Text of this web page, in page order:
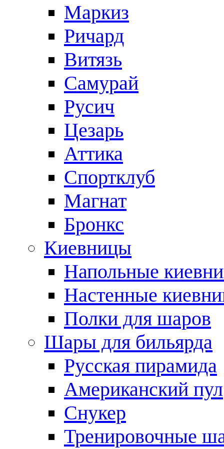
Маркиз
Ричард
Витязь
Самурай
Русич
Цезарь
Аттика
Спортклуб
Магнат
Бронкс
Киевницы
Напольные
Настенные
Полки для шаров
Шары для бильярда
Русская пирамида
Американский пул
Снукер
Тренировочные